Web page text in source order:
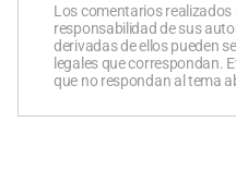
Los comentarios realizados
responsabilidad de sus
derivadas de ellos pueden
legales que correspondan.
que no respondan al tema